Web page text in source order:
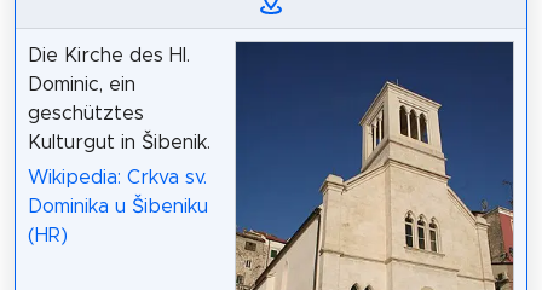
Die Kirche des Hl.
Dominic, ein
geschütztes
Kulturgut in Šibenik.
Wikipedia: Crkva sv.
Dominika u Šibeniku
(HR)